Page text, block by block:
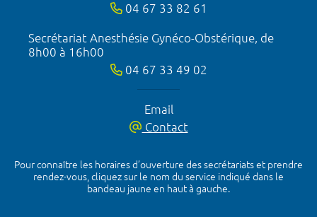
04 67 33 82 61
Secrétariat Anesthésie Gynéco-Obstérique, de
8h00 à 16h00
04 67 33 49 02
Email
Contact
Pour connaître les horaires d’ouverture des secrétariats et prendre
rendez-vous, cliquez sur le nom du service indiqué dans le
bandeau jaune en haut à gauche.